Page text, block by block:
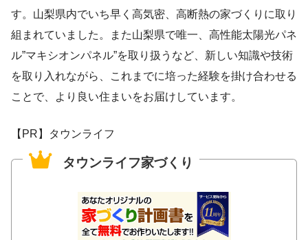
す。山梨県内でいち早く高気密、高断熱の家づくりに取り
組まれていました。また山梨県で唯一、高性能太陽光パネ
ル”マキシオンパネル”を取り扱うなど、新しい知識や技術
を取り入れながら、これまでに培った経験を掛け合わせる
ことで、より良い住まいをお届けしています。
【PR】タウンライフ
タウンライフ家づくり